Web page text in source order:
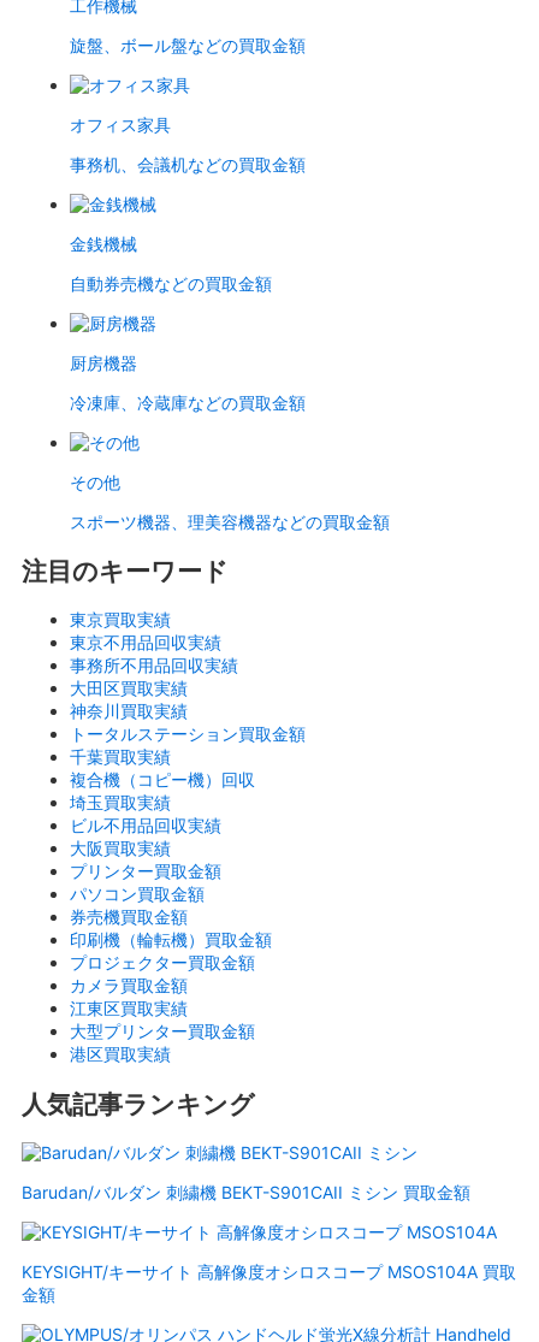
工作機械
旋盤、ボール盤などの買取金額
オフィス家具
事務机、会議机などの買取金額
金銭機械
自動券売機などの買取金額
厨房機器
冷凍庫、冷蔵庫などの買取金額
その他
スポーツ機器、理美容機器などの買取金額
注目のキーワード
東京買取実績
東京不用品回収実績
事務所不用品回収実績
大田区買取実績
神奈川買取実績
トータルステーション買取金額
千葉買取実績
複合機（コピー機）回収
埼玉買取実績
ビル不用品回収実績
大阪買取実績
プリンター買取金額
パソコン買取金額
券売機買取金額
印刷機（輪転機）買取金額
プロジェクター買取金額
カメラ買取金額
江東区買取実績
大型プリンター買取金額
港区買取実績
人気記事ランキング
Barudan/バルダン 刺繍機 BEKT-S901CAII ミシン 買取金額
KEYSIGHT/キーサイト 高解像度オシロスコープ MSOS104A 買取
金額